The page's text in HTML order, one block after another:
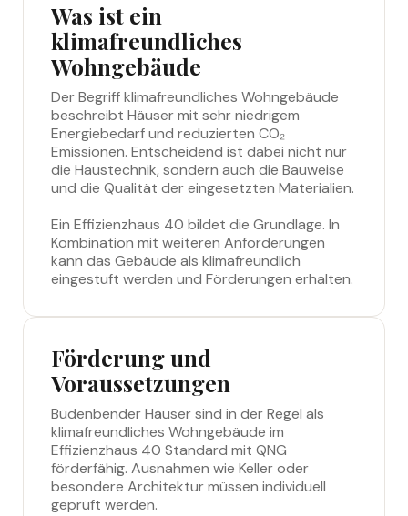
Was ist ein
klimafreundliches
Wohngebäude
Der Begriff klimafreundliches Wohngebäude
beschreibt Häuser mit sehr niedrigem
Energiebedarf und reduzierten CO₂
Emissionen. Entscheidend ist dabei nicht nur
die Haustechnik, sondern auch die Bauweise
und die Qualität der eingesetzten Materialien.
Ein Effizienzhaus 40 bildet die Grundlage. In
Kombination mit weiteren Anforderungen
kann das Gebäude als klimafreundlich
eingestuft werden und Förderungen erhalten.
Förderung und
Voraussetzungen
Büdenbender Häuser sind in der Regel als
klimafreundliches Wohngebäude im
Effizienzhaus 40 Standard mit QNG
förderfähig. Ausnahmen wie Keller oder
besondere Architektur müssen individuell
geprüft werden.